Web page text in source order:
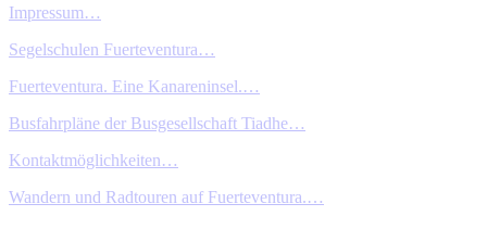
Impressum…
Segelschulen Fuerteventura…
Fuerteventura. Eine Kanareninsel.…
Busfahrpläne der Busgesellschaft Tiadhe…
Kontaktmöglichkeiten…
Wandern und Radtouren auf Fuerteventura.…